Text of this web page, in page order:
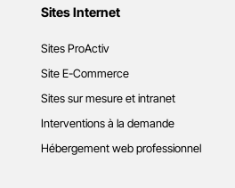
Sites Internet
Sites ProActiv
Site E-Commerce
Sites sur mesure et intranet
Interventions à la demande
Hébergement web professionnel